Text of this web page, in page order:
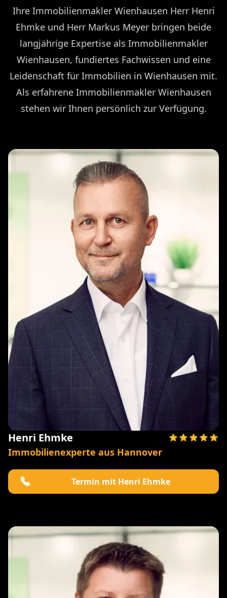
Ihre Immobilienmakler Wienhausen Herr Henri
Ehmke und Herr Markus Meyer bringen beide
langjährige Expertise als Immobilienmakler
Wienhausen, fundiertes Fachwissen und eine
Leidenschaft für Immobilien in Wienhausen mit.
Als erfahrene Immobilienmakler Wienhausen
stehen wir Ihnen persönlich zur Verfügung.
Henri Ehmke
Immobilienexperte aus Hannover
Termin mit Henri Ehmke